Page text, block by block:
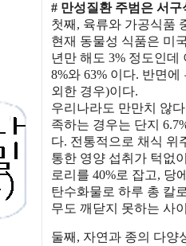
# 만성질환 주범은 서구
첫째, 육류와 가공식품
현재 동물성 식품은 미
년만 해도 3% 정도인데
8%와 63% 이다. 반면
외한 경우)이다.
우리나라도 만만치 않
족하는 경우는 단지
다. 전통적으로 채식 위
통한 영양 섭취가 턱없
로리를 40%로 잡고, 당
탄수화물로 하루 총 칼
무도 깨닫지 못하는 사
둘째, 자연과 종의 다양